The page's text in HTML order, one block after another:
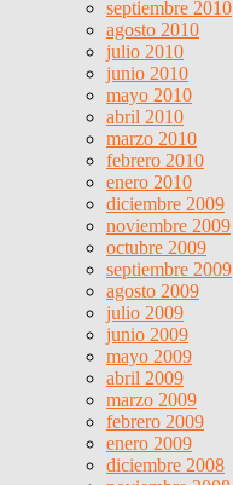
septiembre 2010
agosto 2010
julio 2010
junio 2010
mayo 2010
abril 2010
marzo 2010
febrero 2010
enero 2010
diciembre 2009
noviembre 2009
octubre 2009
septiembre 2009
agosto 2009
julio 2009
junio 2009
mayo 2009
abril 2009
marzo 2009
febrero 2009
enero 2009
diciembre 2008